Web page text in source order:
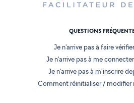
QUESTIONS
Je n'arrive pas à faire
Je n'arrive pas à me
Je n'arrive pas à m'inscrire
Comment réinitialiser / modifier